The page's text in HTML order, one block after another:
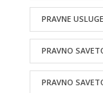
PRAVNE
PRAVNO
PRAVNO